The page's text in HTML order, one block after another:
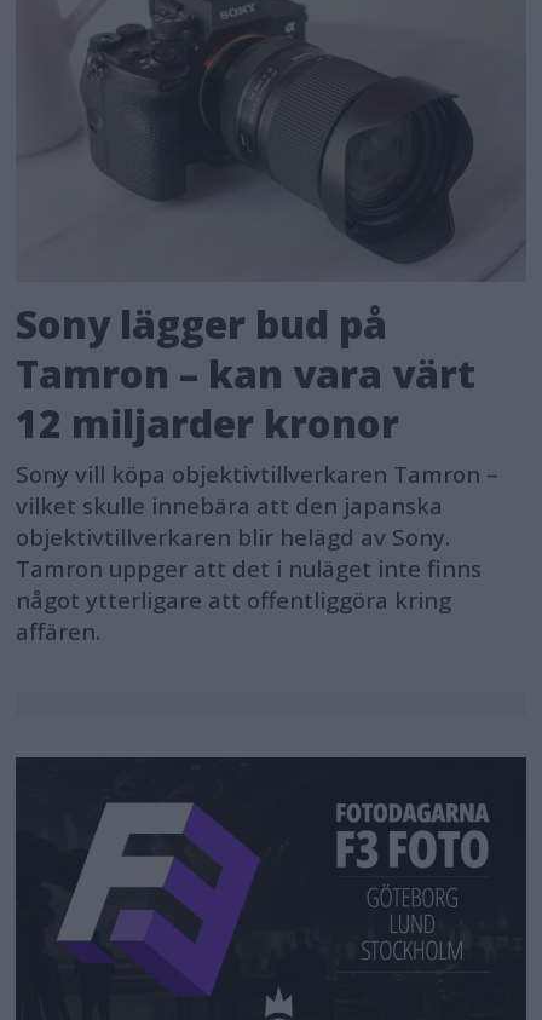
Sony lägger bud på
Tamron – kan vara värt
12 miljarder kronor
Sony vill köpa objektivtillverkaren Tamron –
vilket skulle innebära att den japanska
objektivtillverkaren blir helägd av Sony.
Tamron uppger att det i nuläget inte finns
något ytterligare att offentliggöra kring
affären.